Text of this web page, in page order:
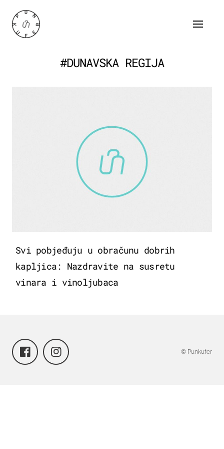
#DUNAVSKA REGIJA
Svi pobjeđuju u obračunu dobrih
kapljica: Nazdravite na susretu
vinara i vinoljubaca
© Punkufer